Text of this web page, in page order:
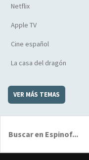
Netflix
Apple TV
Cine español
La casa del dragón
VER MÁS TEMAS